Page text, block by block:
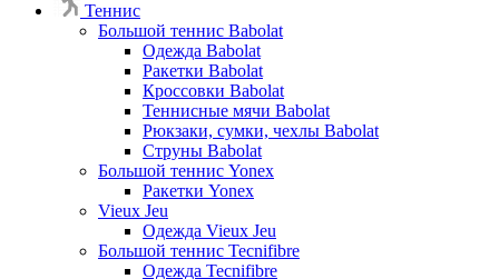
Теннис
Большой теннис Babolat
Одежда Babolat
Ракетки Babolat
Кроссовки Babolat
Теннисные мячи Babolat
Рюкзаки, сумки, чехлы Babolat
Струны Babolat
Большой теннис Yonex
Ракетки Yonex
Vieux Jeu
Одежда Vieux Jeu
Большой теннис Tecnifibre
Одежда Tecnifibre